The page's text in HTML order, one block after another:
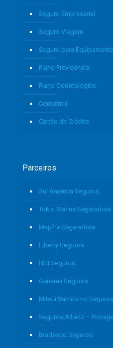
Seguro Empresarial
Seguro Viagem
Seguro para
Plano Previdência
Plano Odontológico
Consórcio
Cartão de Crédito
Parceiros
Sul América Seguros
Tokio Marine Seguradora
Mapfre Seguradora
Liberty Seguros
HDI Seguros
Generali Seguros
Mitsui Sumitomo Seguros
Seguros Allianz –
Bradesco Seguros